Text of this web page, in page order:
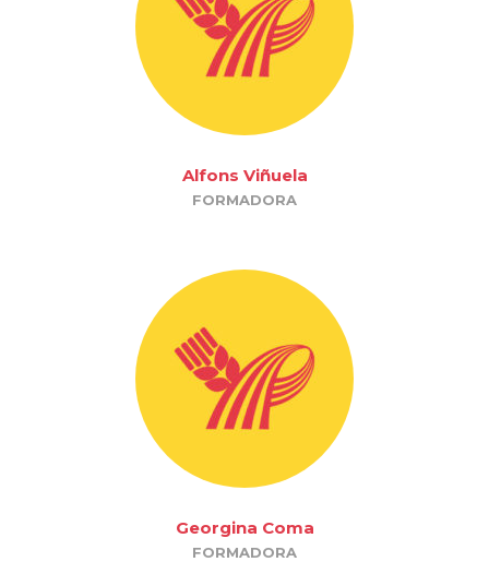
Alfons Viñuela
FORMADORA
Georgina Coma
FORMADORA